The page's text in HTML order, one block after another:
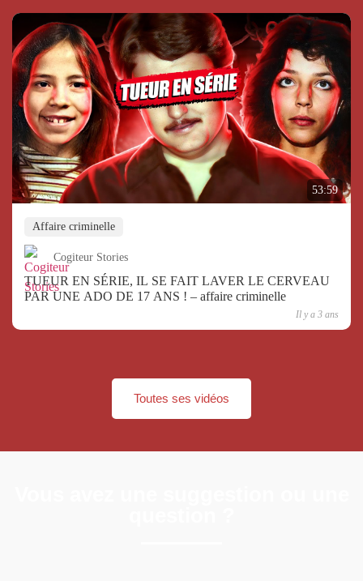
53:59
Affaire criminelle
Cogiteur Stories
TUEUR EN SÉRIE, IL SE FAIT LAVER LE CERVEAU
PAR UNE ADO DE 17 ANS ! – affaire criminelle
Il y a 3 ans
Toutes ses vidéos